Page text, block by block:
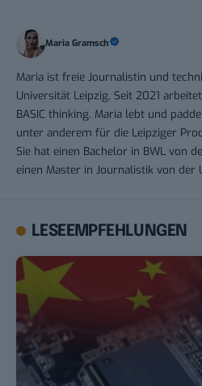
Maria Gramsch
Maria ist freie Journalistin und
Universität Leipzig. Seit 2021
BASIC thinking. Maria lebt und
unter anderem für die Leipziger
Sie hat einen Bachelor in BWL von
einen Master in Journalistik von der
LESEEMPFEHLUNGEN